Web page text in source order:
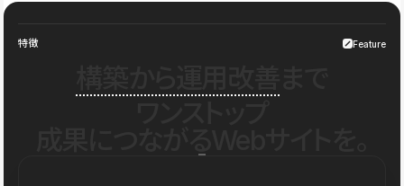
特徴 Feature